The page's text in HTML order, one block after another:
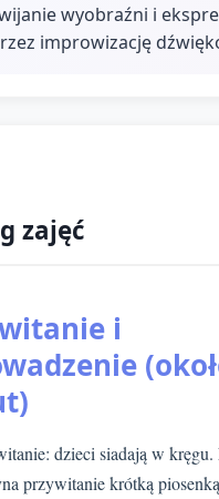
wyobraźni i
improwizację
zajęć
i
dzieci siadają w kręgu.
przywitanie krótką